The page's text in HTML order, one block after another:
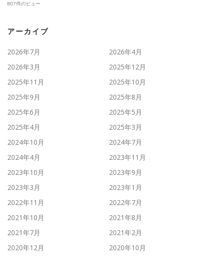
807件のビュー
アーカイブ
2026年7月
2026年4月
2026年3月
2025年12月
2025年11月
2025年10月
2025年9月
2025年8月
2025年6月
2025年5月
2025年4月
2025年3月
2024年10月
2024年7月
2024年4月
2023年11月
2023年10月
2023年9月
2023年3月
2023年1月
2022年11月
2022年7月
2021年10月
2021年8月
2021年7月
2021年2月
2020年12月
2020年10月